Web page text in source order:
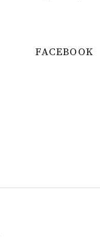
FACEBOOK